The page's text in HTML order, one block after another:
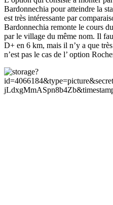
Bardonnechia pour atteindre la
est très intéressante par
Bardonnechia remonte le cours
par le village du même nom. Il
D+ en 6 km, mais il n’y a que
n’est pas le cas de l’ option